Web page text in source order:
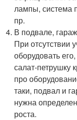
лампы, система
пр.
В подвале,
При отсутствии
оборудовать
салат-петрушку
про
таки, подвал и
нужна
роста.